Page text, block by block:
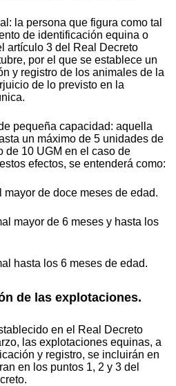
la persona que figura como tal
de identificación equina o
artículo 3 del Real Decreto
por el que se establece un
y registro de los animales de la
de lo previsto en la
pequeña capacidad: aquella
un máximo de 5 unidades de
de 10 UGM en el caso de
efectos, se entenderá como:
mayor de doce meses de edad.
mayor de 6 meses y hasta los
hasta los 6 meses de edad.
de las explotaciones.
en el Real Decreto
las explotaciones equinas, a
y registro, se incluirán en
en los puntos 1, 2 y 3 del